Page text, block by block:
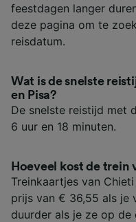
feestdagen langer
deze pagina om te
reisdatum.
Wat is de snelste
en Pisa?
De snelste reistijd met
6 uur en 18 minuten.
Hoeveel kost de trein
Treinkaartjes van
prijs van € 36,55 als je
duurder als je ze op